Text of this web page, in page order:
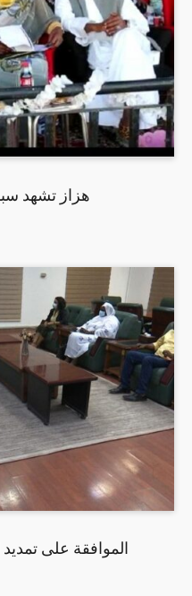
هزاز تشهد
الموافقة على تمديد